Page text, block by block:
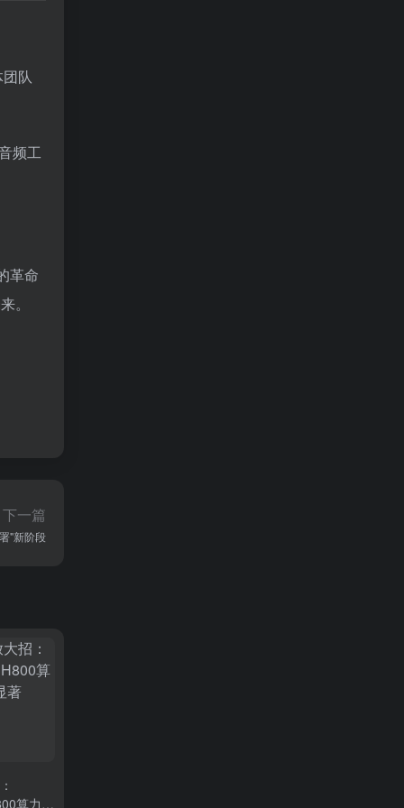
队
频工
革命
。
下一篇
"新阶段
算力狂